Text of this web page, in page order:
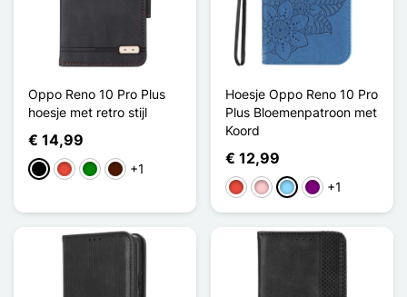
Oppo Reno 10 Pro Plus
hoesje met retro stijl
€ 14,99
ZwartRoodGroenDonkerbruin
+1
Hoesje Oppo Reno 10 Pro
Plus Bloemenpatroon met
Koord
€ 12,99
RoodRozeLicht Blauw
Purper
+1